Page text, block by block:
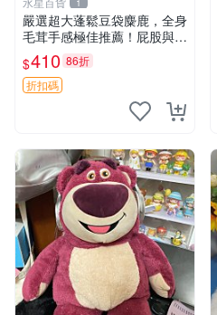
1
嚴選超大蓬鬆豆袋麋鹿，全身
毛茸手感極佳推薦！屁股與四
肢填充均勻，適合收藏與孩童
共賞。 麋鹿 豆袋 毛茸玩具
$410 86折
折扣碼